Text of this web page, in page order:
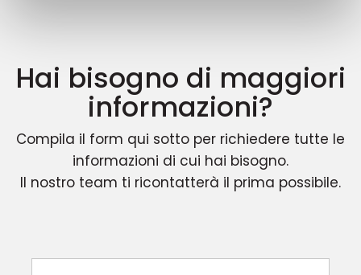
Hai bisogno di maggiori
informazioni?
Compila il form qui sotto per richiedere tutte le
informazioni di cui hai bisogno.
Il nostro team ti ricontatterà il prima possibile.